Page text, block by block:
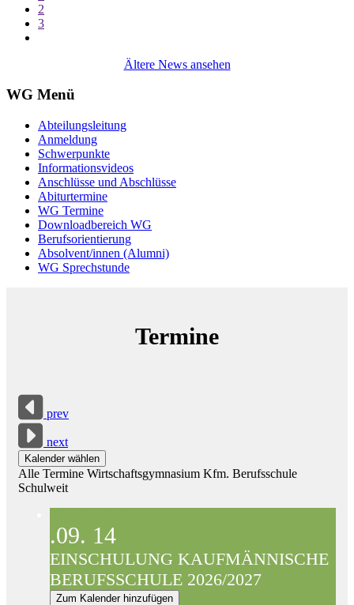
2
3
Ältere News ansehen
WG Menü
Abteilungsleitung
Anmeldung
Schwerpunkte
Informationsvideos
Anschlüsse und Abschlüsse
Abiturtermine
WG Termine
Downloadbereich WG
Berufsorientierung
Absolvent/innen (Alumni)
WG Sprechstunde
Termine
prev
next
Kalender wählen
Alle Termine Wirtschaftsgymnasium Kfm. Berufsschule
Schulweit
.09. 14
EINSCHULUNG KAUFMÄNNISCHE
BERUFSSCHULE 2026/2027
Zum Kalender hinzufügen